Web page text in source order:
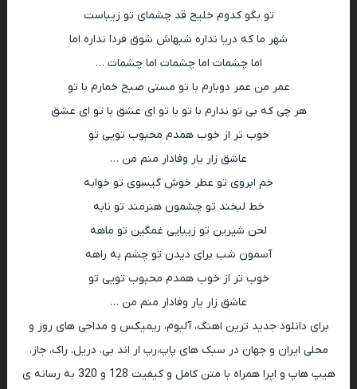
تو بگو کدوم خلیج قد چشمای تو زیباست
شهر ما که دریا نداره شبهاش شوق فردا نداره اما
اما چشمات اما چشمات اما چشمات …
عمر من عمر دوبارم با تو مستی صبح خمارم با تو
هر چی که بی تو ندارم با تو با تو ای عشق با تو ای عشق
خوب تر از خوب همدم محبوب تویی تو
عاشق زار یار وفادار منم من …
خم ابروی تو عطر خوش گیسوی تو خوابه
خط لبخند تو چشمون هنرمند تو نابه
لحن شیرین تو زیبایی غمگین تو ماهه
آسمون شب برای دیدن تو چشم به راهه
خوب تر از خوب همدم محبوب تویی تو
عاشق زار یار وفادار منم من …
برای دانلود جدید ترین اهنگ، آلبوم، ریمیکس و مداحی های روز و
محلی ایران و جهان در سبک های پاپ،رپ ار اند بی، دریل، راک، جاز،
هیپ هاپ و اپرا همراه با متن کامل و کیفیت 128 و 320 به رسانه ی